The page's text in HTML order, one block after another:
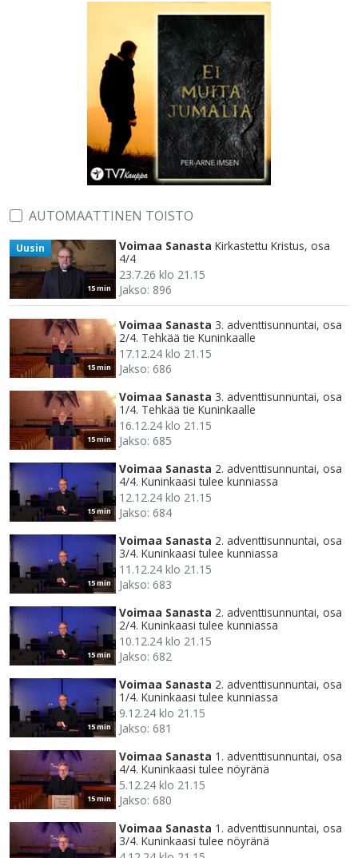
AUTOMAATTINEN TOISTO
15 min
Uusin Voimaa Sanasta Kirkastettu Kristus, osa
4/4
23.7.26 klo 21.15
Jakso: 896
15 min
Voimaa Sanasta 3. adventtisunnuntai, osa
2/4. Tehkää tie Kuninkaalle
17.12.24 klo 21.15
Jakso: 686
15 min
Voimaa Sanasta 3. adventtisunnuntai, osa
1/4. Tehkää tie Kuninkaalle
16.12.24 klo 21.15
Jakso: 685
15 min
Voimaa Sanasta 2. adventtisunnuntai, osa
4/4. Kuninkaasi tulee kunniassa
12.12.24 klo 21.15
Jakso: 684
15 min
Voimaa Sanasta 2. adventtisunnuntai, osa
3/4. Kuninkaasi tulee kunniassa
11.12.24 klo 21.15
Jakso: 683
15 min
Voimaa Sanasta 2. adventtisunnuntai, osa
2/4. Kuninkaasi tulee kunniassa
10.12.24 klo 21.15
Jakso: 682
15 min
Voimaa Sanasta 2. adventtisunnuntai, osa
1/4. Kuninkaasi tulee kunniassa
9.12.24 klo 21.15
Jakso: 681
15 min
Voimaa Sanasta 1. adventtisunnuntai, osa
4/4. Kuninkaasi tulee nöyränä
5.12.24 klo 21.15
Jakso: 680
Voimaa Sanasta 1. adventtisunnuntai, osa
3/4. Kuninkaasi tulee nöyränä